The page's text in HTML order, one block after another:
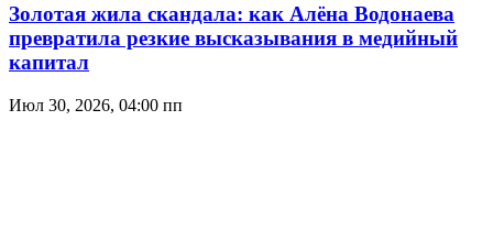
Золотая жила скандала: как Алёна Водонаева
превратила резкие высказывания в медийный
капитал
Июл 30, 2026, 04:00 пп